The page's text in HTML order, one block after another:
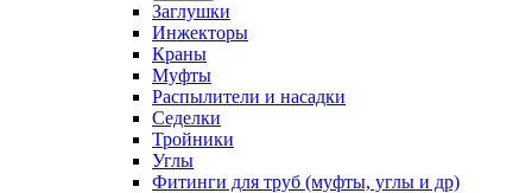
Заглушки
Инжекторы
Краны
Муфты
Распылители и насадки
Седелки
Тройники
Углы
Фитинги для труб (муфты, углы и др)